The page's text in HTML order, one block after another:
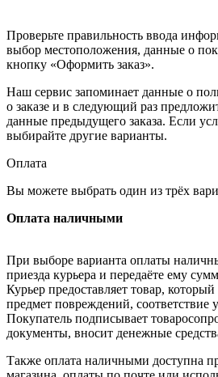
Проверьте правильность ввода
выбор местоположения, данные о
кнопку «Оформить заказ».
Наш сервис запоминает данные о
о заказе и в следующий раз
данные предыдущего заказа. Если
выбирайте другие варианты.
Оплата
Вы можете выбрать один из трёх
Оплата наличными
При выборе варианта оплаты
приезда курьера и передаёте ему
Курьер предоставляет товар,
предмет повреждений, соответствие
Покупатель подписывает
документы, вносит денежные
Также оплата наличными доступна